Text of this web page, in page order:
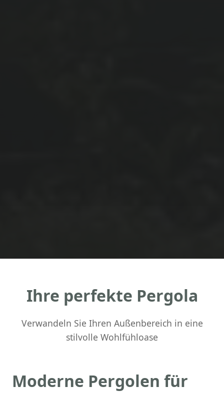
Ihre perfekte Pergola
Verwandeln Sie Ihren Außenbereich in eine
stilvolle Wohlfühloase
Moderne Pergolen für